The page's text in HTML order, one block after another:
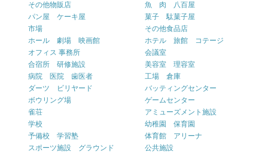
その他物販店
魚 肉 八百屋
パン屋 ケーキ屋
菓子 駄菓子屋
市場
その他食品店
ホール 劇場 映画館
ホテル 旅館 コテージ
オフィス 事務所
会議室
合宿所 研修施設
美容室 理容室
病院 医院 歯医者
工場 倉庫
ダーツ ビリヤード
バッティングセンター
ボウリング場
ゲームセンター
雀荘
アミューズメント施設
学校
幼稚園 保育園
予備校 学習塾
体育館 アリーナ
スポーツ施設 グラウンド
公共施設